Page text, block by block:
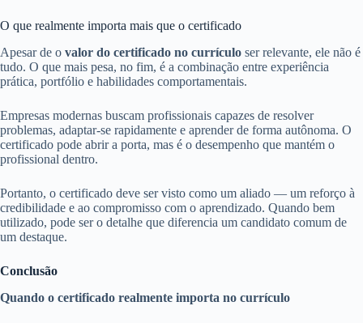
O que realmente importa mais que o certificado
Apesar de o valor do certificado no currículo ser relevante, ele não é
tudo. O que mais pesa, no fim, é a combinação entre experiência
prática, portfólio e habilidades comportamentais.
Empresas modernas buscam profissionais capazes de resolver
problemas, adaptar-se rapidamente e aprender de forma autônoma. O
certificado pode abrir a porta, mas é o desempenho que mantém o
profissional dentro.
Portanto, o certificado deve ser visto como um aliado — um reforço à
credibilidade e ao compromisso com o aprendizado. Quando bem
utilizado, pode ser o detalhe que diferencia um candidato comum de
um destaque.
Conclusão
Quando o certificado realmente importa no currículo